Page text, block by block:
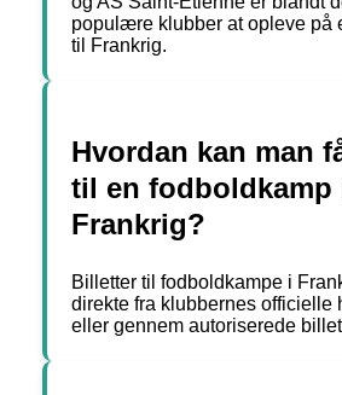
populære klubber at opleve på
til Frankrig.
Hvordan kan man
til en fodboldkamp
Frankrig?
Billetter til fodboldkampe i
direkte fra klubbernes officielle
eller gennem autoriserede